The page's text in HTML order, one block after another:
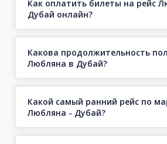
Как оплатить билеты на рейс
Дубай онлайн?
Какова продолжительность
Любляна в Дубай?
Какой самый ранний рейс по
Любляна - Дубай?